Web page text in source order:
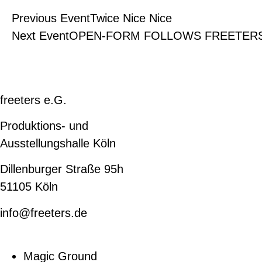
Previous EventTwice Nice Nice
Next EventOPEN-FORM FOLLOWS
freeters e.G.
Produktions- und
Ausstellungshalle Köln
Dillenburger Straße 95h
51105 Köln
info@freeters.de
Magic Ground